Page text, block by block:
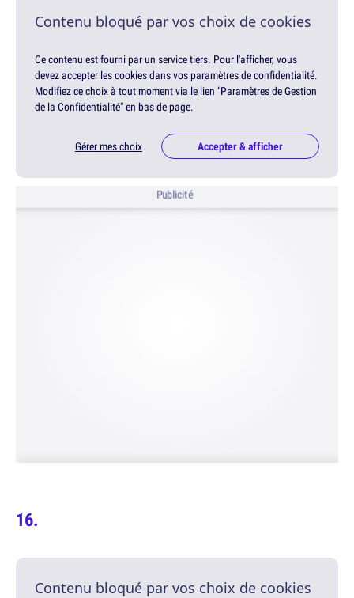
Contenu bloqué par vos choix de cookies
Ce contenu est fourni par un service tiers. Pour l'afficher, vous
devez accepter les cookies dans vos paramètres de confidentialité.
Modifiez ce choix à tout moment via le lien "Paramètres de Gestion
de la Confidentialité" en bas de page.
Gérer mes choix Accepter & afficher
Publicité
Contenu bloqué par vos choix de cookies